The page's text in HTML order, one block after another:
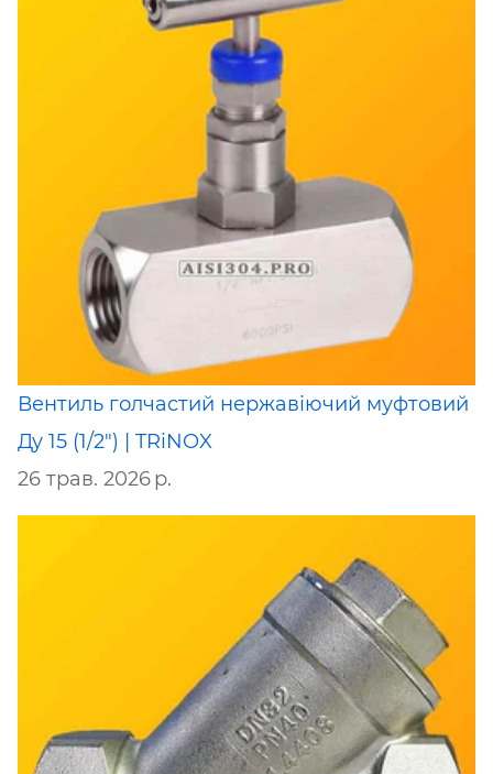
Вентиль голчастий нержавіючий муфтовий
Ду 15 (1/2") | TRiNOX
26 трав. 2026 р.